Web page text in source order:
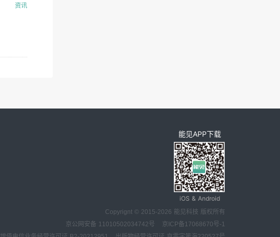
资讯
能见APP下载
iOS & Android
Copyrignt © 2015-2026 能见科技 版权所有
京公网安备 11010502034742号
京ICP备17068670号-1